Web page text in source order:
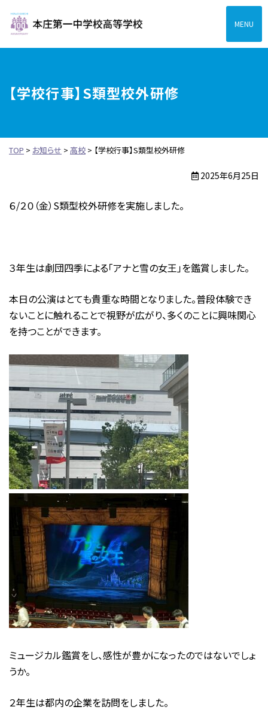
本庄第一高等学校中高一
【学校行事】S類型校外研修
TOP > お知らせ > 高校 > 【学校行事】S類型校外研修
2025年6月25日
６/２０（金）S類型校外研修を実施しました。
３年生は劇団四季による「アナと雪の女王」を鑑賞しました。
本日の公演はとても貴重な時間となりました。普段体験でき
ないことに触れることで視野が広がり、多くのことに興味関心
を持つことができます。
ミュージカル鑑賞をし、感性が豊かになったのではないでしょ
うか。
２年生は都内の企業を訪問をしました。